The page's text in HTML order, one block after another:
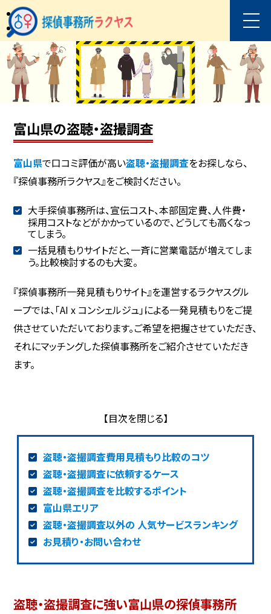
富山県の盗聴・盗撮調査
富山県で口コミ評価が高い盗聴・盗撮調査をお探しなら、
『探偵事務所ラクヤス』をご検討ください。
大手探偵事務所は、宣伝コスト、本部固定費、人件費・
採用コストなどがかかっているので、どうしても高くなっ
てしまう。
一括見積もりサイトだと、一斉に営業電話が増えてしま
う。比較検討するのも大変。
『探偵事務所一発見積もりサイト』を運営するラクヤスグル
ープでは、「AI x コンシェルジュ」による一発見積もりをご提
供させていただいております。ご希望を把握させていただき、
それにマッチングした探偵事務所をご紹介させていただき
ます。
盗聴・盗撮調査費用見積もり比較のコツ
盗聴・盗撮調査に依頼するケース
盗聴・盗撮調査を比較するポイント
富山県エリア
盗聴・盗撮調査以外の 人気サービスランキング
お見積り・お問い合わせ
盗聴・盗撮調査に強い富山県の探偵事務所